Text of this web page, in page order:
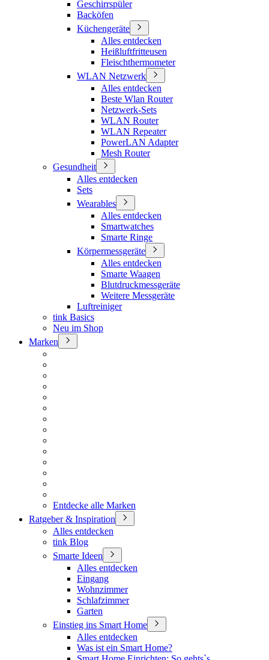
Geschirrspüler
Backöfen
Küchengeräte
Alles entdecken
Heißluftfritteusen
Fleischthermometer
WLAN Netzwerk
Alles entdecken
Beste Wlan Router
Netzwerk-Sets
WLAN Router
WLAN Repeater
PowerLAN Adapter
Mesh Router
Gesundheit
Alles entdecken
Sets
Wearables
Alles entdecken
Smartwatches
Smarte Ringe
Körpermessgeräte
Alles entdecken
Smarte Waagen
Blutdruckmessgeräte
Weitere Messgeräte
Luftreiniger
tink Basics
Neu im Shop
Marken
Entdecke alle Marken
Ratgeber & Inspiration
Alles entdecken
tink Blog
Smarte Ideen
Alles entdecken
Eingang
Wohnzimmer
Schlafzimmer
Garten
Einstieg ins Smart Home
Alles entdecken
Was ist ein Smart Home?